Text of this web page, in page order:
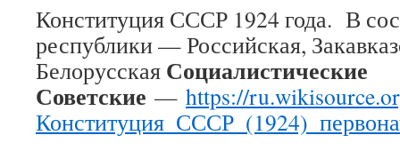
Конституция СССР 1924 года. В
республики — Российская,
Белорусская Социалистические
Советские — https://